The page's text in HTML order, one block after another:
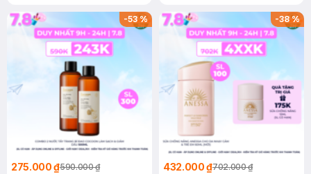
-53%
275.000 ₫590.000 ₫
-38%
432.000 ₫702.000 ₫